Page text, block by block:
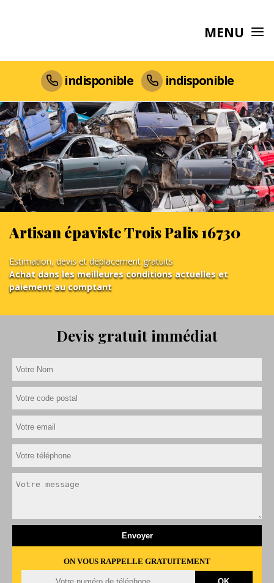
MENU
indisponible indisponible
Artisan épaviste Trois Palis 16730
Estimation, devis et déplacement gratuits
Achat dans les meilleures conditions actuelles et
paiement au comptant
Devis gratuit immédiat
ON VOUS RAPPELLE GRATUITEMENT